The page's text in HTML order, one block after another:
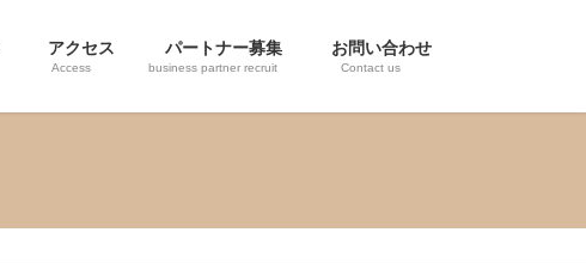
アクセス
Access
パートナー募集
business partner recruit
お問い合わせ
Contact us